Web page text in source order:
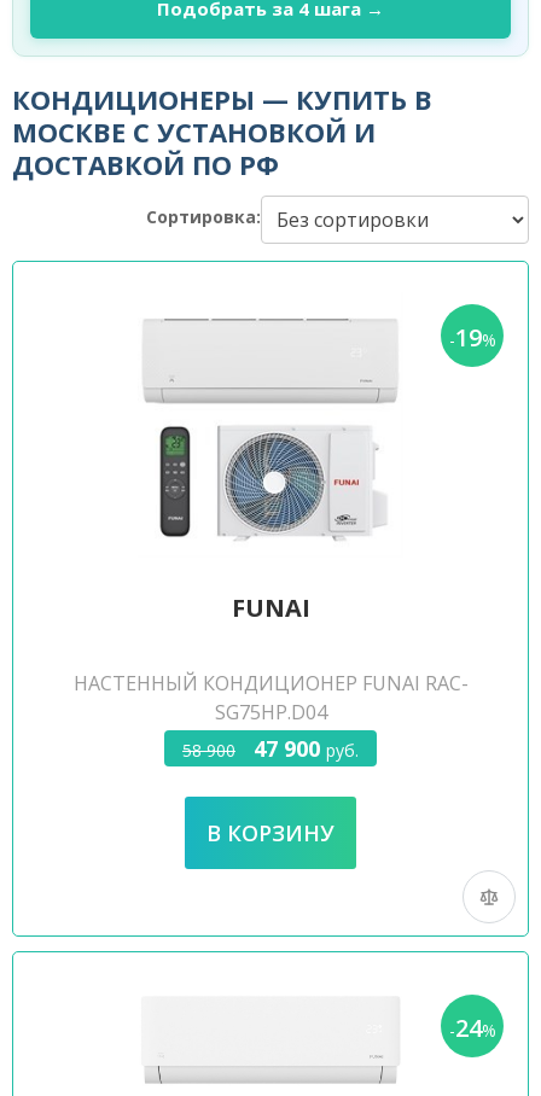
Подобрать за 4 шага →
КОНДИЦИОНЕРЫ — КУПИТЬ В
МОСКВЕ С УСТАНОВКОЙ И
ДОСТАВКОЙ ПО РФ
Сортировка:
-19%
FUNAI
НАСТЕННЫЙ КОНДИЦИОНЕР FUNAI RAC-
SG75HP.D04
58 900 47 900 руб.
-24%